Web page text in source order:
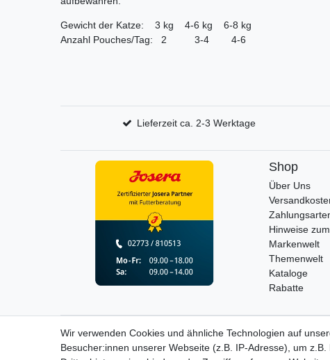
Gewicht der Katze: 3 kg 4-6 kg 6-8 kg
Anzahl Pouches/Tag: 2 3-4 4-6
Lieferzeit ca. 2-3 Werktage
Shop
Über Uns
Hinweise
Markenwelt
Themenwelt
Kataloge
Rabatte
Widerrufs­recht
Wir verwenden Cookies und ähnliche Technologien auf
Besucher:innen unserer Webseite (z.B. IP-Adresse), um